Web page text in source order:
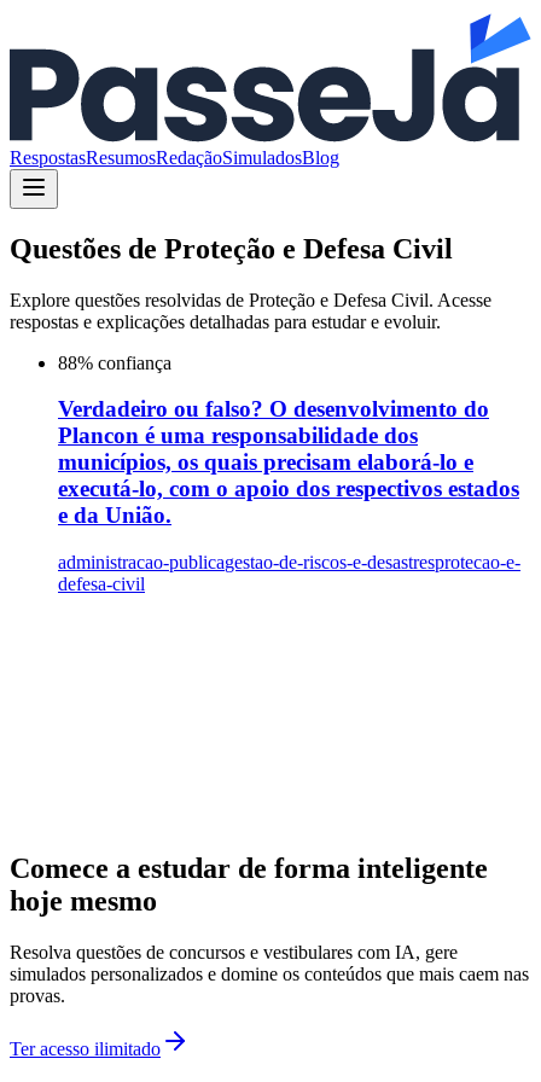
RespostasResumosRedaçãoSimuladosBlog
Questões de Proteção e Defesa Civil
Explore questões resolvidas de Proteção e Defesa Civil. Acesse
respostas e explicações detalhadas para estudar e evoluir.
88% confiança
Verdadeiro ou falso? O desenvolvimento do
Plancon é uma responsabilidade dos
municípios, os quais precisam elaborá-lo e
executá-lo, com o apoio dos respectivos estados
e da União.
administracao-publicagestao-de-riscos-e-desastresprotecao-e-
defesa-civil
Comece a estudar de forma inteligente
hoje mesmo
Resolva questões de concursos e vestibulares com IA, gere
simulados personalizados e domine os conteúdos que mais caem nas
provas.
Ter acesso ilimitado